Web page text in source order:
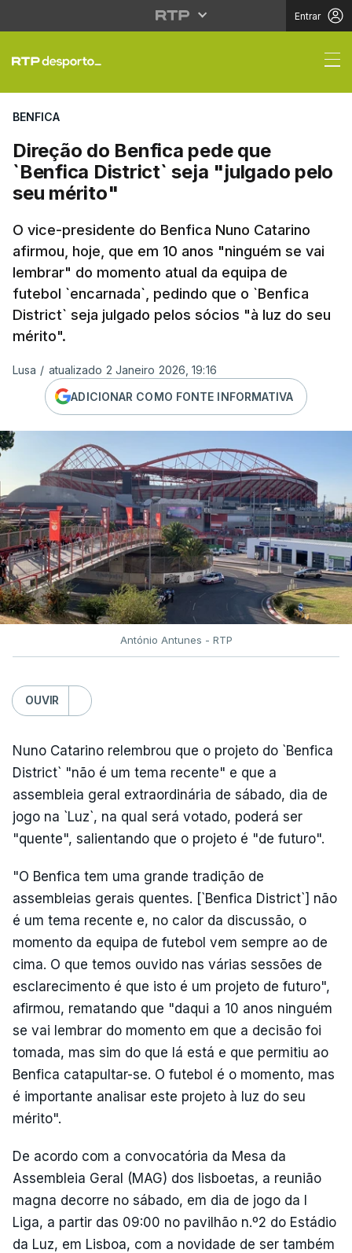
Entrar
Direção do Benfica
BENFICA
Direção do Benfica pede que
`Benfica District` seja "julgado pelo
seu mérito"
O vice-presidente do Benfica Nuno Catarino
afirmou, hoje, que em 10 anos "ninguém se vai
lembrar" do momento atual da equipa de
futebol `encarnada`, pedindo que o `Benfica
District` seja julgado pelos sócios "à luz do seu
mérito".
Lusa / atualizado 2 Janeiro 2026, 19:16
ADICIONAR COMO FONTE INFORMATIVA
António Antunes - RTP
OUVIR
Nuno Catarino relembrou que o projeto do `Benfica
District` "não é um tema recente" e que a
assembleia geral extraordinária de sábado, dia de
jogo na `Luz`, na qual será votado, poderá ser
"quente", salientando que o projeto é "de futuro".
"O Benfica tem uma grande tradição de
assembleias gerais quentes. [`Benfica District`] não
é um tema recente e, no calor da discussão, o
momento da equipa de futebol vem sempre ao de
cima. O que temos ouvido nas várias sessões de
esclarecimento é que isto é um projeto de futuro",
afirmou, rematando que "daqui a 10 anos ninguém
se vai lembrar do momento em que a decisão foi
tomada, mas sim do que lá está e que permitiu ao
Benfica catapultar-se. O futebol é o momento, mas
é importante analisar este projeto à luz do seu
mérito".
De acordo com a convocatória da Mesa da
Assembleia Geral (MAG) dos lisboetas, a reunião
magna decorre no sábado, em dia de jogo da I
Liga, a partir das 09:00 no pavilhão n.º2 do Estádio
da Luz, em Lisboa, com a novidade de ser também